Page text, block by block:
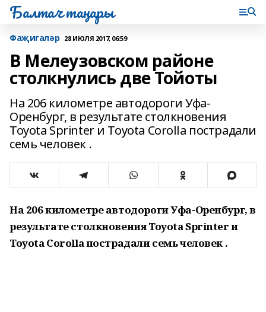
Балтач таңнары
Фаҗигаләр 28 ИЮЛЯ 2017, 06:59
В Мелеузовском районе
столкнулись две Тойоты
На 206 километре автодороги Уфа-
Оренбург, в результате столкновения
Toyota Sprinter и Toyota Corolla пострадали
семь человек .
На 206 километре автодороги Уфа-Оренбург, в
результате столкновения Toyota Sprinter и
Toyota Corolla пострадали семь человек .